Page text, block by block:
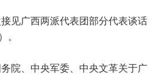
见广西两派代表团部分代表谈话
。
院、中央军委、中央文革关于广